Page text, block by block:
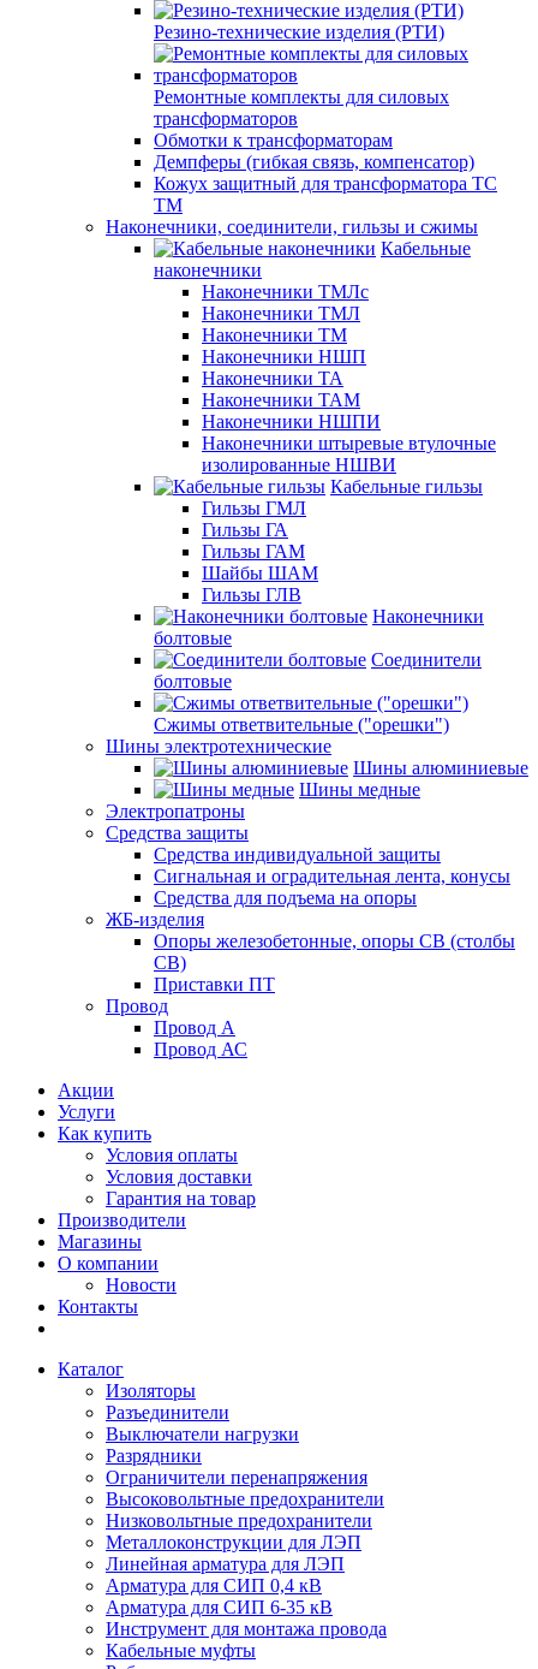
Резино-технические изделия (РТИ)
Ремонтные комплекты для силовых
трансформаторов
Обмотки к трансформаторам
Демпферы (гибкая связь, компенсатор)
Кожух защитный для трансформатора ТС
ТМ
Наконечники, соединители, гильзы и сжимы
Кабельные
наконечники
Наконечники ТМЛс
Наконечники ТМЛ
Наконечники ТМ
Наконечники НШП
Наконечники ТА
Наконечники ТАМ
Наконечники НШПИ
Наконечники штыревые втулочные
изолированные НШВИ
Кабельные гильзы
Гильзы ГМЛ
Гильзы ГА
Гильзы ГАМ
Шайбы ШАМ
Гильзы ГЛВ
Наконечники
болтовые
Соединители
болтовые
Сжимы ответвительные ("орешки")
Шины электротехнические
Шины алюминиевые
Шины медные
Электропатроны
Средства защиты
Средства индивидуальной защиты
Сигнальная и оградительная лента, конусы
Средства для подъема на опоры
ЖБ-изделия
Опоры железобетонные, опоры СВ (столбы
СВ)
Приставки ПТ
Провод
Провод А
Провод АС
Акции
Услуги
Как купить
Условия оплаты
Условия доставки
Гарантия на товар
Производители
Магазины
О компании
Новости
Контакты
Каталог
Изоляторы
Разъединители
Выключатели нагрузки
Разрядники
Ограничители перенапряжения
Высоковольтные предохранители
Низковольтные предохранители
Металлоконструкции для ЛЭП
Линейная арматура для ЛЭП
Арматура для СИП 0,4 кВ
Арматура для СИП 6-35 кВ
Инструмент для монтажа провода
Кабельные муфты